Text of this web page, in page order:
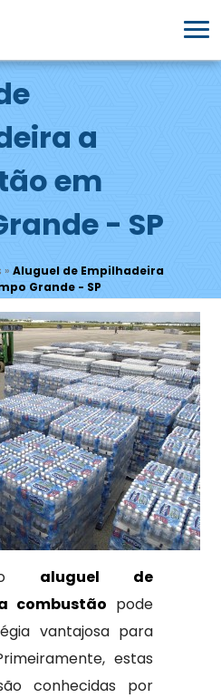
a
em
- SP
» Aluguel de Empilhadeira
Grande - SP
o aluguel de
combustão pode
vantajosa para
estas
conhecidas por